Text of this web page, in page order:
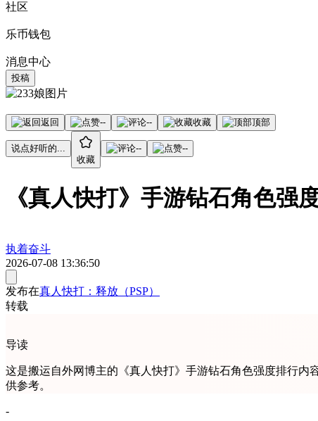
社区
乐币钱包
消息中心
投稿
返回 -- -- 收藏 顶部
说点好听的...
收藏
-- --
《真人快打》手游钻石角色强
执着奋斗
2026-07-08 13:36:50
发布在真人快打：释放（PSP）
转载
导读
这是搬运自外网博主的《真人快打》手游钻石角色强度排行
供参考。
-